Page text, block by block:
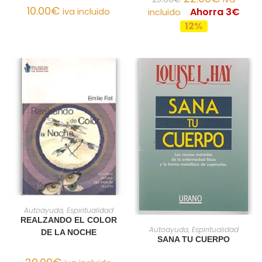
10.00€ iva incluido
incluido
Ahorra 3€
12%
AÑADIR AL CARRITO
Autoayuda, Espiritualidad
REALZANDO EL COLOR
DE LA NOCHE
AÑADIR AL CARRITO
Autoayuda, Espiritualidad
SANA TU CUERPO